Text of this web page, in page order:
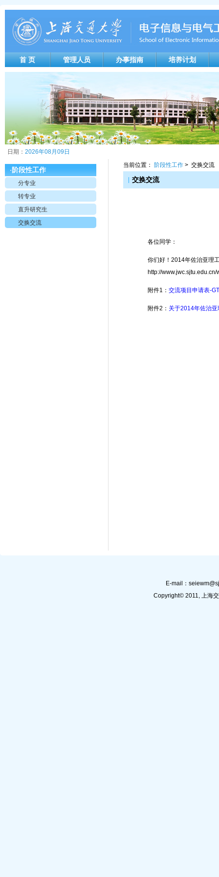
首 页 管理人员 办事指南 培养计划
日期： 2026年08月09日
· 阶段性工作
分专业
转专业
直升研究生
交换交流
当前位置： 阶段性工作 > 交换交流
交换交流
各位同学：
你们好！2014年佐治亚理
http://
附件1：交流项目申请表-
附件2： 关于2014年佐治
E-mail：
Copyright© 2011, 上海